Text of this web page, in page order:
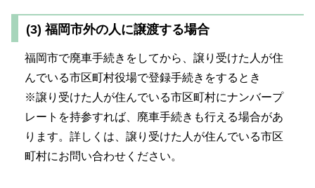
(3) 福岡市外の人に譲渡する場合
福岡市で廃車手続きをしてから、譲り受けた人が住
んでいる市区町村役場で登録手続きをするとき
※譲り受けた人が住んでいる市区町村にナンバープ
レートを持参すれば、廃車手続きも行える場合があ
ります。詳しくは、譲り受けた人が住んでいる市区
町村にお問い合わせください。